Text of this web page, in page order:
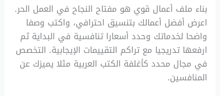
بناء ملف أعمال قوي هو مفتاح النجاح في العمل الحر.
اعرض أفضل أعمالك بتنسيق احترافي، واكتب وصفا
واضحا لخدماتك وحدد أسعارا تنافسية في البداية ثم
ارفعها تدريجيا مع تراكم التقييمات الإيجابية. التخصص
في مجال محدد كأغلفة الكتب العربية مثلا يميزك عن
المنافسين.